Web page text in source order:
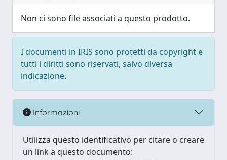
Non ci sono file associati a questo prodotto.
I documenti in IRIS sono protetti da copyright e
tutti i diritti sono riservati, salvo diversa
indicazione.
Informazioni
Utilizza questo identificativo per citare o creare
un link a questo documento: